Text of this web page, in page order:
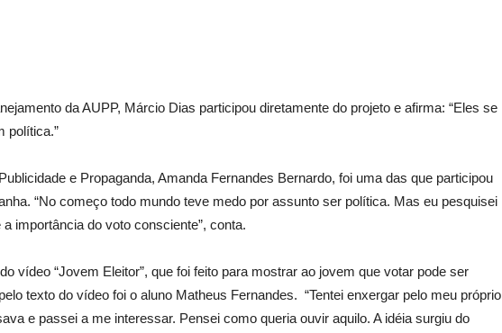
da AUPP, Márcio Dias participou diretamente do projeto e afirma: “Eles se
política.”
e Propaganda, Amanda Fernandes Bernardo, foi uma das que participou
“No começo todo mundo teve medo por assunto ser política. Mas eu pesquisei
importância do voto consciente”, conta.
vídeo “Jovem Eleitor”, que foi feito para mostrar ao jovem que votar pode ser
texto do vídeo foi o aluno Matheus Fernandes. “Tentei enxergar pelo meu próprio
e passei a me interessar. Pensei como queria ouvir aquilo. A idéia surgiu do